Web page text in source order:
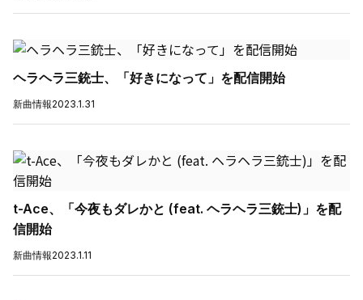
ヘラヘラ三銃士、「好きになって」を配信開始
新曲情報2023.1.31
t-Ace、「今夜もダレかと (feat. ヘラヘラ三銃士)」を配
信開始
新曲情報2023.1.11